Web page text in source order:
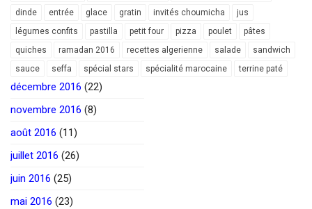
dinde
entrée glace gratin invités choumicha
jus
légumes confits
pastilla petit four pizza poulet
pâtes
quiches
ramadan 2016 recettes algerienne salade
sandwich
sauce
seffa spécial stars spécialité marocaine terrine paté
décembre 2016 (22)
novembre 2016 (8)
août 2016 (11)
juillet 2016 (26)
juin 2016 (25)
mai 2016 (23)